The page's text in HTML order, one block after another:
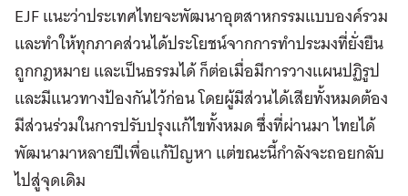
EJF แนะว่าประเทศไทยจะพัฒนาอุตสาหกรรมแบบองค์รวม
และทำให้ทุกภาคส่วนได้ประโยชน์จากการทำประมงที่ยั่งยืน
ถูกกฎหมาย และเป็นธรรมได้ ก็ต่อเมื่อมีการวางแผนปฏิรูป
และมีแนวทางป้องกันไว้ก่อน โดยผู้มีส่วนได้เสียทั้งหมดต้อง
มีส่วนร่วมในการปรับปรุงแก้ไขทั้งหมด ซึ่งที่ผ่านมา ไทยได้
พัฒนามาหลายปีเพื่อแก้ปัญหา แต่ขณะนี้กำลังจะถอยกลับ
ไปสู่จุดเดิม